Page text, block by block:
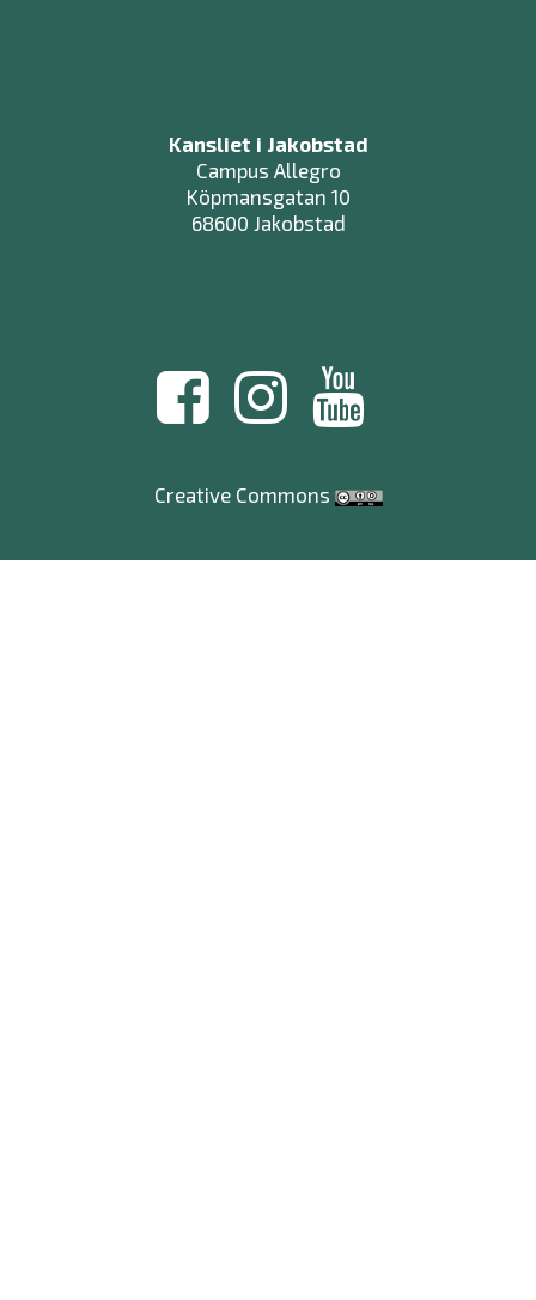
Kansliet i Jakobstad
Campus Allegro
Köpmansgatan 10
68600 Jakobstad
Creative Commons